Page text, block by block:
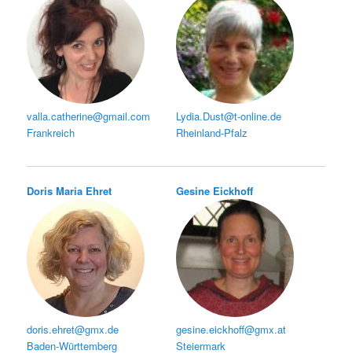
valla.catherine@gmail.com
Frankreich
Lydia.Dust@t-online.de
Rheinland-Pfalz
Doris Maria Ehret
doris.ehret@gmx.de
Baden-Württemberg
Gesine Eickhoff
gesine.eickhoff@gmx.at
Steiermark